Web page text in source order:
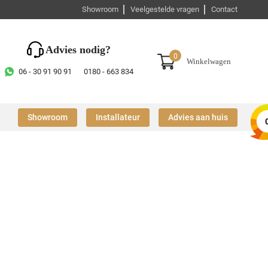
Showroom Veelgestelde vragen Contact
Advies nodig?
06 - 30 91 90 91 0180 - 663 834
0
Winkelwagen
Showroom Installateur Advies aan huis